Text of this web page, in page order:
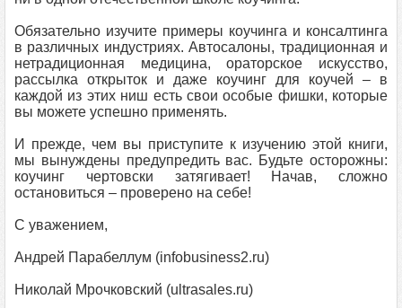
Обязательно изучите примеры коучинга и консалтинга
в различных индустриях. Автосалоны, традиционная и
нетрадиционная медицина, ораторское искусство,
рассылка открыток и даже коучинг для коучей – в
каждой из этих ниш есть свои особые фишки, которые
вы можете успешно применять.
И прежде, чем вы приступите к изучению этой книги,
мы вынуждены предупредить вас. Будьте осторожны:
коучинг чертовски затягивает! Начав, сложно
остановиться – проверено на себе!
С уважением,
Андрей Парабеллум (infobusiness2.ru)
Николай Мрочковский (ultrasales.ru)